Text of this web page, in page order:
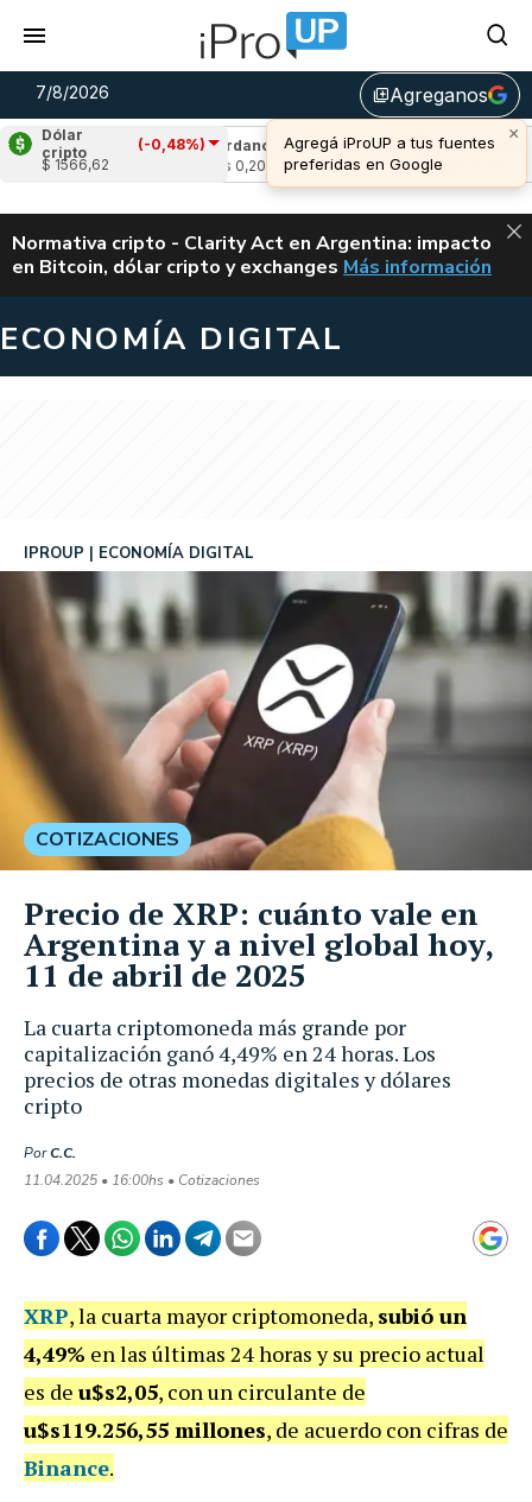
7/8/2026 library_addAgreganos
×
Agregá iProUP a tus fuentes
preferidas en Google
Dólar
cripto
(-0,48%)
$ 1566,62
Cardano (-1,02%)
u$s 0,20
Avalanche
u$s 6,47
ALERTA
Normativa cripto - Clarity Act en Argentina: impacto
en Bitcoin, dólar cripto y exchanges CLARITY ACT EN
Más información
ECONOMÍA DIGITAL
La cuarta criptomoneda más grande por
capitalización ganó 4,49% en 24 horas. Los
precios de otras monedas digitales y dólares
cripto
IPROUP ECONOMÍA DIGITAL
PorC.C.
11.04.2025 • 16:00hs • Cotizaciones
COTIZACIONES
Precio de XRP: cuánto vale en
Argentina y a nivel global hoy,
11 de abril de 2025
XRP, la cuarta mayor criptomoneda, subió un
4,49% en las últimas 24 horas y su precio actual
es de u$s2,05, con un circulante de
u$s119.256,55 millones, de acuerdo con cifras de
Binance.